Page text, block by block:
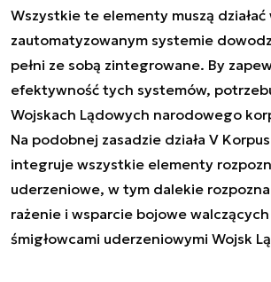
Wszystkie te elementy muszą
zautomatyzowanym systemie
pełni ze sobą zintegrowane. By
efektywność tych systemów,
Wojskach Lądowych narodowego
Na podobnej zasadzie działa V
integruje wszystkie elementy
uderzeniowe, w tym dalekie
rażenie i wsparcie bojowe
śmigłowcami uderzeniowymi Wojsk